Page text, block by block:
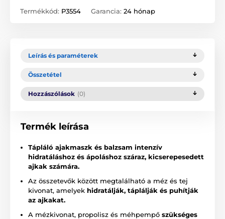
Termékkód: P3554 Garancia: 24 hónap
Leírás és paraméterek
Összetétel
Hozzászólások (0)
Termék leírása
Tápláló ajakmaszk és balzsam intenzív
hidratáláshoz és ápoláshoz száraz, kicserepesedett
ajkak számára.
Az összetevők között megtalálható a méz és tej
kivonat, amelyek hidratálják, táplálják és puhítják
az ajkakat.
A mézkivonat, propolisz és méhpempő szükséges